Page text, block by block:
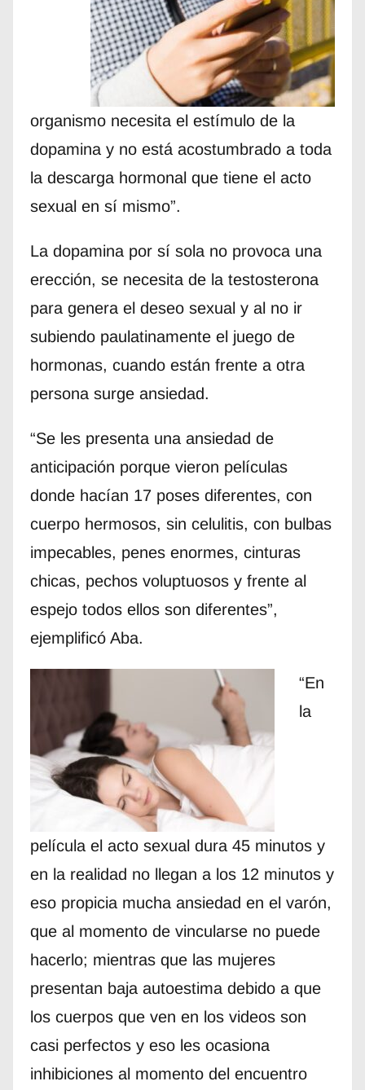
organismo necesita el estímulo de la
dopamina y no está acostumbrado a toda
la descarga hormonal que tiene el acto
sexual en sí mismo”.
La dopamina por sí sola no provoca una
erección, se necesita de la testosterona
para genera el deseo sexual y al no ir
subiendo paulatinamente el juego de
hormonas, cuando están frente a otra
persona surge ansiedad.
“Se les presenta una ansiedad de
anticipación porque vieron películas
donde hacían 17 poses diferentes, con
cuerpo hermosos, sin celulitis, con bulbas
impecables, penes enormes, cinturas
chicas, pechos voluptuosos y frente al
espejo todos ellos son diferentes”,
ejemplificó Aba.
“En
la
película el acto sexual dura 45 minutos y
en la realidad no llegan a los 12 minutos y
eso propicia mucha ansiedad en el varón,
que al momento de vincularse no puede
hacerlo; mientras que las mujeres
presentan baja autoestima debido a que
los cuerpos que ven en los videos son
casi perfectos y eso les ocasiona
inhibiciones al momento del encuentro